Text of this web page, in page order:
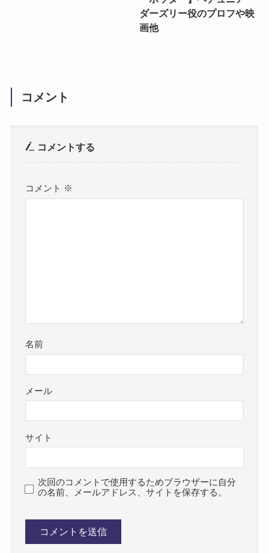
ダーズリー役のプロフや映
画他
コメント
コメントする
コメント ※
名前
メール
サイト
次回のコメントで使用するためブラウザーに自分
の名前、メールアドレス、サイトを保存する。